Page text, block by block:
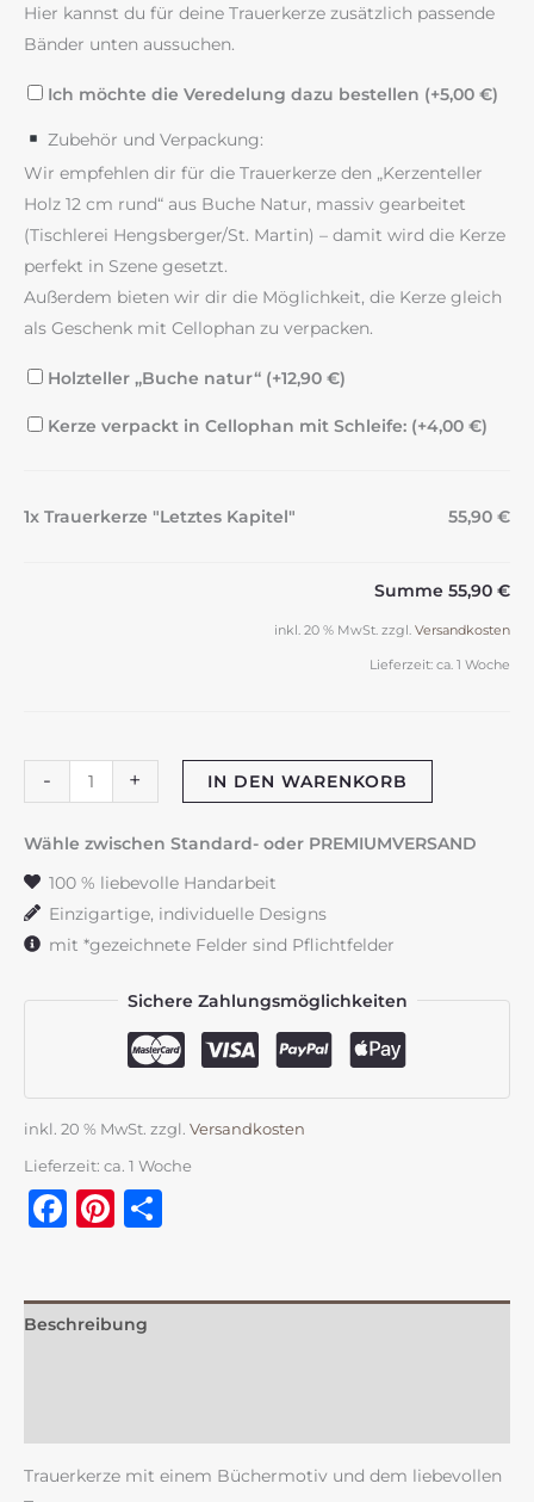
Hier kannst du für deine Trauerkerze zusätzlich passende
Bänder unten aussuchen.
Ich möchte die Veredelung dazu bestellen (+5,00 €)
Zubehör und Verpackung:
Wir empfehlen dir für die Trauerkerze den „Kerzenteller
Holz 12 cm rund“ aus Buche Natur, massiv gearbeitet
(Tischlerei Hengsberger/St. Martin) – damit wird die Kerze
perfekt in Szene gesetzt.
Außerdem bieten wir dir die Möglichkeit, die Kerze gleich
als Geschenk mit Cellophan zu verpacken.
Holzteller „Buche natur“ (+12,90 €)
Kerze verpackt in Cellophan mit Schleife: (+4,00 €)
1x Trauerkerze "Letztes Kapitel" 55,90 €
Summe 55,90 €
inkl. 20 % MwSt. zzgl. Versandkosten
Lieferzeit: ca. 1 Woche
-
Trauerkerze
"Letztes
Kapitel"
+ IN DEN WARENKORB
Wähle zwischen Standard- oder PREMIUMVERSAND
100 % liebevolle Handarbeit
Einzigartige, individuelle Designs
mit *gezeichnete Felder sind Pflichtfelder
Sichere Zahlungsmöglichkeiten
inkl. 20 % MwSt. zzgl. Versandkosten
Lieferzeit: ca. 1 Woche
Facebook
Pinterest
Beschreibung
Trauerkerze mit einem Büchermotiv und dem liebevollen